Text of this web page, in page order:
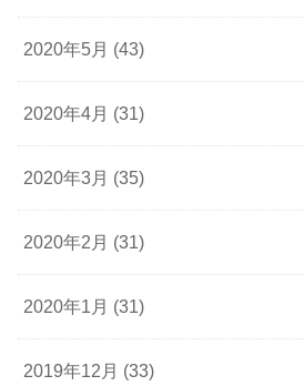
2020年5月 (43)
2020年4月 (31)
2020年3月 (35)
2020年2月 (31)
2020年1月 (31)
2019年12月 (33)